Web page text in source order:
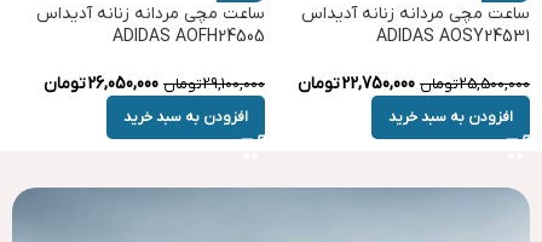
ساعت مچی مردانه زنانه آدیداس
ADIDAS AOSY24531
25,500,000تومان 22,750,000تومان
افزودن به سبد خرید
ساعت مچی مردانه زنانه آدیداس
ADIDAS AOFH24505
29,100,000تومان 26,050,000تومان
افزودن به سبد خرید